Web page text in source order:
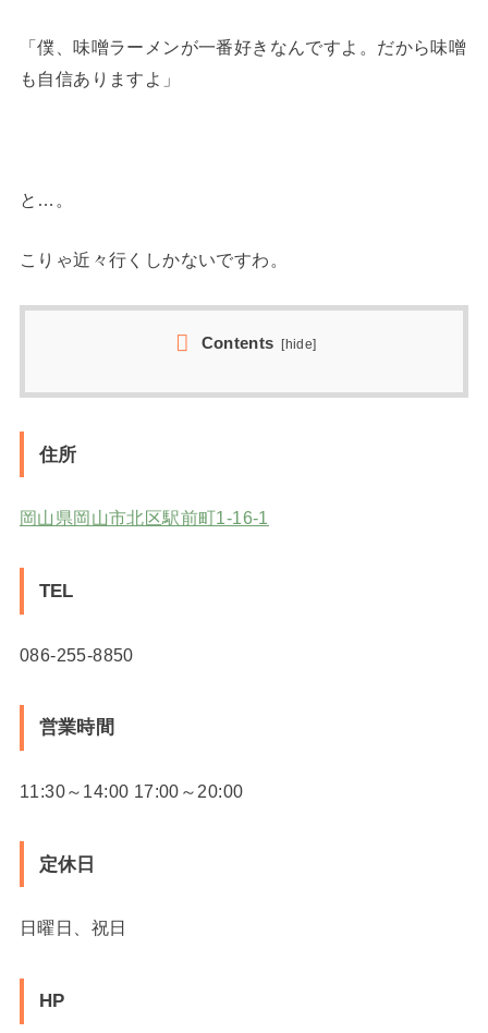
「僕、味噌ラーメンが一番好きなんですよ。だから味噌
も自信ありますよ」
と…。
こりゃ近々行くしかないですわ。
Contents [hide]
住所
岡山県岡山市北区駅前町1-16-1
TEL
086-255-8850
営業時間
11:30～14:00 17:00～20:00
定休日
日曜日、祝日
HP